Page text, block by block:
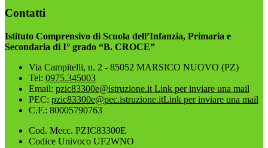
Contatti
Istituto Comprensivo di Scuola dell’Infanzia, Primaria e
Secondaria di I° grado “B. CROCE”
Via Campitelli, n. 2 - 85052 MARSICO NUOVO (PZ)
Tel: 0975.345003
Email: pzic83300e@istruzione.it Link per inviare una mail
PEC: pzic83300e@pec.istruzione.itLink per inviare una mail
C.F.: 80005790763
Cod. Mecc. PZIC83300E
Codice Univoco UF2WNO